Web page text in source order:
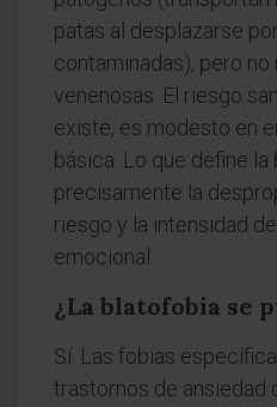
patas al desplazarse
contaminadas), pero no
venenosas. El riesgo
existe, es modesto en
básica. Lo que define
precisamente la
riesgo y la intensidad
emocional.
¿La blatofobia se
Sí. Las fobias
trastornos de ansiedad